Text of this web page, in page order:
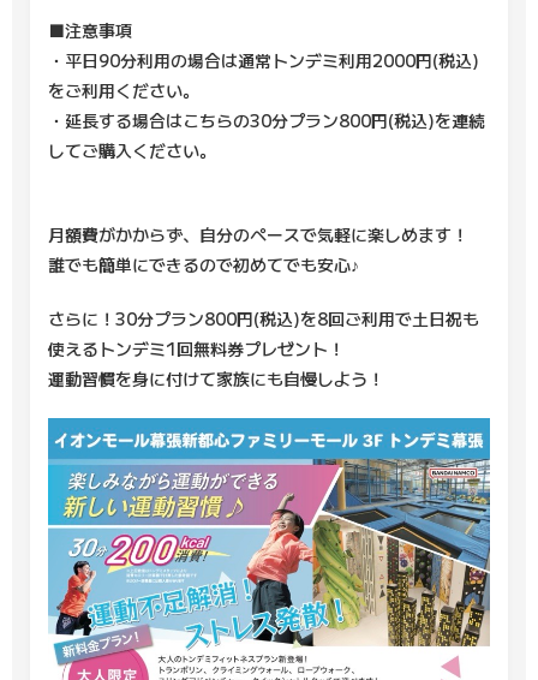
■注意事項
・平日90分利用の場合は通常トンデミ利用2000円(税込)
をご利用ください。
・延長する場合はこちらの30分プラン800円(税込)を連続
してご購入ください。
月額費がかからず、自分のペースで気軽に楽しめます！
誰でも簡単にできるので初めてでも安心♪
さらに！30分プラン800円(税込)を8回ご利用で土日祝も
使えるトンデミ1回無料券プレゼント！
運動習慣を身に付けて家族にも自慢しよう！